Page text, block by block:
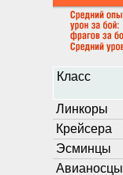
Класс
Линкоры
Крейсера
Эсминцы
Авианосцы